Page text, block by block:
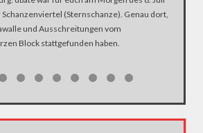
(Sternschanze). Genau dort,
und Ausschreitungen vom
Block stattgefunden haben.